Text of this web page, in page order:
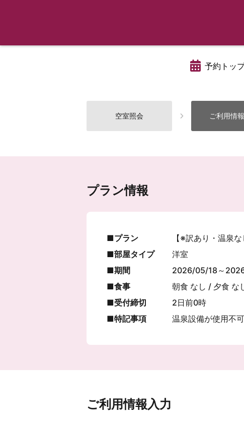
予約トッ
空室照会 ご利用情
プラン情報
プラン
【※訳あり・温泉
部屋タイプ
洋室
期間
2026/05/18～
食事
朝食 なし / 夕食 な
受付締切
2日前0時
特記事項
温泉設備が使用不
ご利用情報入力